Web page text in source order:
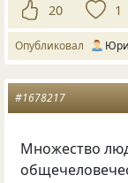
20 1
Опубликовал
#1678217
Множество